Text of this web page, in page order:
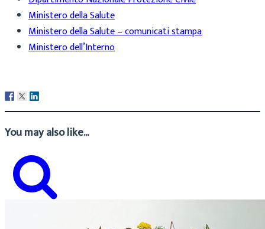
Ministero della Salute
Ministero della Salute – comunicati stampa
Ministero dell’Interno
You may also like...